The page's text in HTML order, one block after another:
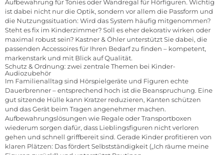
Aufbewahrung für ToniesoderWandregal für Hörfiguren. Wichtig
ist dabei nicht nur die Optik, sondern vor allem die Passform und
die Nutzungssituation: Wird das System häufig mitgenommen?
Steht es fix im Kinderzimmer? Soll es eher dekorativ wirken oder
maximal robust sein? Kastner & Öhler unterstützt Sie dabei, die
passenden Accessoires für Ihren Bedarf zu finden – kompetent,
markenstark und mit Blick auf Qualität.
Schutz & Ordnung: zwei zentrale Themen bei Kinder-
Audiozubehör
Im Familienalltag sind Hörspielgeräte und Figuren echte
Dauerbrenner – entsprechend hoch ist die Beanspruchung. Eine
gut sitzende Hülle kann Kratzer reduzieren, Kanten schützen
und das Gerät beim Tragen angenehmer machen.
Aufbewahrungslösungen wie Regale oder Transportboxen
wiederum sorgen dafür, dass Lieblingsfiguren nicht verloren
gehen und schnell griffbereit sind. Gerade Kinder profitieren von
klaren Plätzen: Das fördert Selbstständigkeit („Ich räume meine